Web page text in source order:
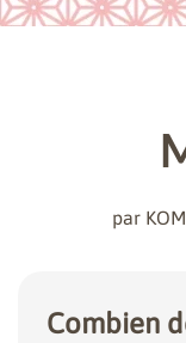
par
Combien